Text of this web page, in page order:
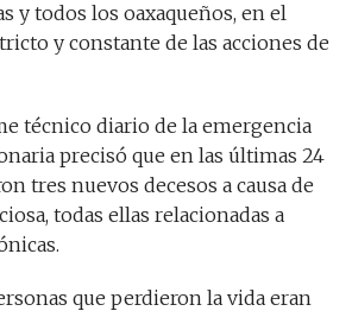
y todos los oaxaqueños, en el
y constante de las acciones de
técnico diario de la emergencia
precisó que en las últimas 24
tres nuevos decesos a causa de
todas ellas relacionadas a
que perdieron la vida eran